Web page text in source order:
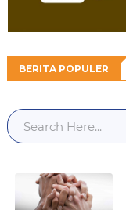
BERITA POPULER